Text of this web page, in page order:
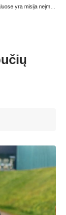
misija neįmanoma?